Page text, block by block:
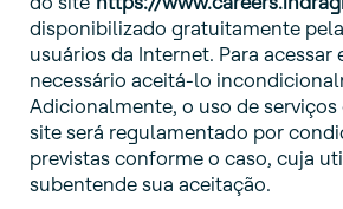
disponibilizado gratuitamente
usuários da Internet. Para acessar
necessário aceitá-lo
Adicionalmente, o uso de
site será regulamentado por
previstas conforme o caso, cuja
subentende sua aceitação.